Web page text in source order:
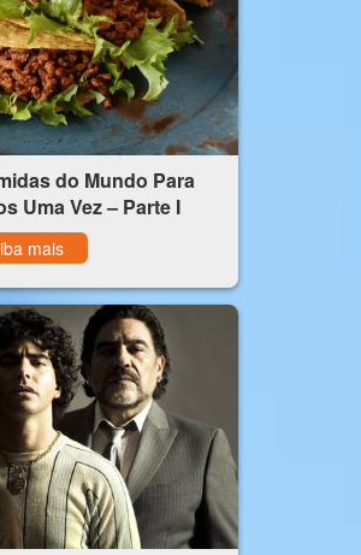
do Mundo Para
Uma Vez – Parte I
mais